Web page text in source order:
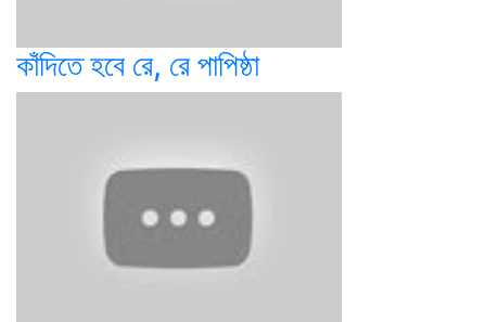
কাঁদিতে হবে রে, রে পাপিষ্ঠা